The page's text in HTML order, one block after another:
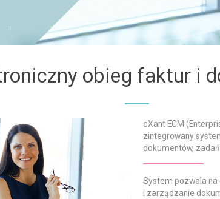
obieg faktur i
eXant ECM
zintegrowany
dokumentów,
System pozwala
i zarządzanie